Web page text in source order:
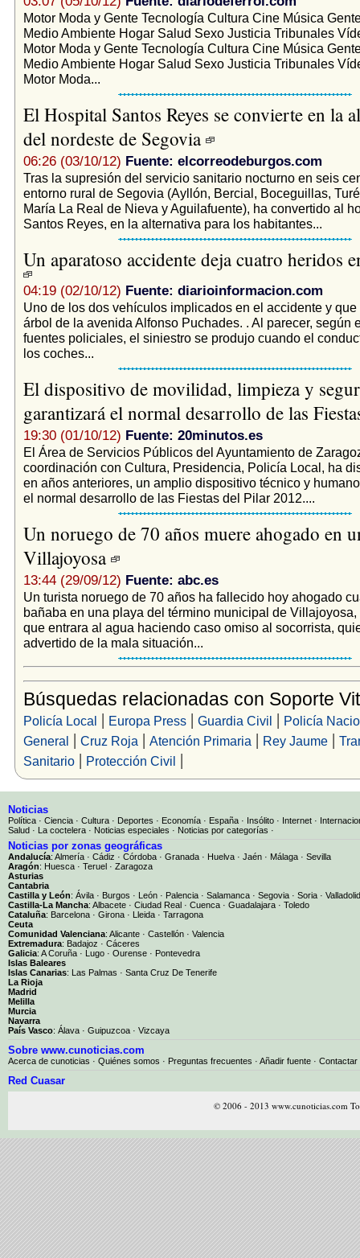
Motor Moda y Gente Tecnología Cultura Cine Música
Medio Ambiente Hogar Salud Sexo Justicia Tribunales
Motor Moda y Gente Tecnología Cultura Cine Música
Medio Ambiente Hogar Salud Sexo Justicia Tribunales
Motor Moda...
El Hospital Santos Reyes se convierte en la
del nordeste de Segovia
06:26 (03/10/12) Fuente: elcorreodeburgos.com
Tras la supresión del servicio sanitario nocturno en seis
entorno rural de Segovia (Ayllón, Bercial, Boceguillas,
María La Real de Nieva y Aguilafuente), ha convertido al
Santos Reyes, en la alternativa para los habitantes...
Un aparatoso accidente deja cuatro heridos
04:19 (02/10/12) Fuente: diarioinformacion.com
Uno de los dos vehículos implicados en el accidente y que
árbol de la avenida Alfonso Puchades. . Al parecer, según
fuentes policiales, el siniestro se produjo cuando el
los coches...
El dispositivo de movilidad, limpieza y
garantizará el normal desarrollo de las
19:30 (01/10/12) Fuente: 20minutos.es
El Área de Servicios Públicos del Ayuntamiento de
coordinación con Cultura, Presidencia, Policía Local, ha
en años anteriores, un amplio dispositivo técnico y
el normal desarrollo de las Fiestas del Pilar 2012....
Un noruego de 70 años muere ahogado en
Villajoyosa
13:44 (29/09/12) Fuente: abc.es
Un turista noruego de 70 años ha fallecido hoy ahogado
bañaba en una playa del término municipal de Villajoyosa,
que entrara al agua haciendo caso omiso al socorrista,
advertido de la mala situación...
Búsquedas relacionadas con Soporte
Policía Local | Europa Press| Guardia Civil | Policía
General | Cruz Roja | Atención Primaria | Rey Jaume|
Sanitario| Protección Civil |
Noticias
Política · Ciencia · Cultura · Deportes · Economía · España · Insólito · Internet ·
Salud · La coctelera · Noticias especiales · Noticias por categorías ·
Noticias por zonas geográficas
Andalucía: Almería · Cádiz · Córdoba · Granada · Huelva · Jaén · Málaga · Sevilla
Aragón: Huesca · Teruel · Zaragoza
Asturias
Cantabria
Castilla y León: Ávila · Burgos · León · Palencia · Salamanca · Segovia · Soria · Valladolid
Castilla-La Mancha: Albacete · Ciudad Real · Cuenca · Guadalajara · Toledo
Cataluña: Barcelona · Girona · Lleida · Tarragona
Ceuta
Comunidad Valenciana: Alicante · Castellón · Valencia
Extremadura: Badajoz · Cáceres
Galicia: A Coruña · Lugo · Ourense · Pontevedra
Islas Baleares
Islas Canarias: Las Palmas · Santa Cruz De Tenerife
La Rioja
Madrid
Melilla
Murcia
Navarra
País Vasco: Álava · Guipuzcoa · Vizcaya
Sobre www.cunoticias.com
Acerca de cunoticias · Quiénes somos · Preguntas frecuentes · Añadir fuente · Contactar
Red Cuasar
© 2006 - 2013 www.cunoticias.com